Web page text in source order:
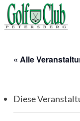
Skip
to
« Alle
Diese